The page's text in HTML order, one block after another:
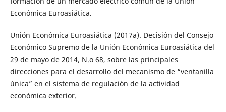
Económica Euroasiática.
Unión Económica Euroasiática (2017a). Decisión del Consejo
Económico Supremo de la Unión Económica Euroasiática del
29 de mayo de 2014, N.o 68, sobre las principales
direcciones para el desarrollo del mecanismo de “ventanilla
única” en el sistema de regulación de la actividad
económica exterior.